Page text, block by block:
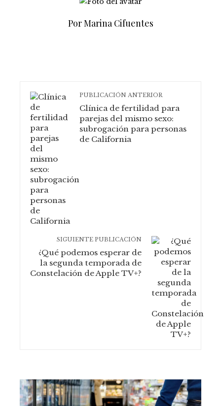
Por Marina Cifuentes
PUBLICACIÓN ANTERIOR
Clínica de fertilidad para
parejas del mismo sexo:
subrogación para personas
de California
SIGUIENTE PUBLICACIÓN
¿Qué podemos esperar de
la segunda temporada de
Constelación de Apple TV+?